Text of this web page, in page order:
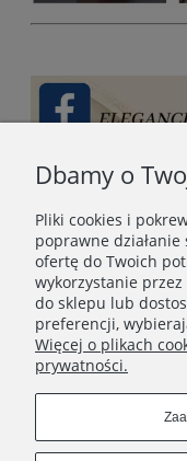
Dbamy o
Pliki cookies i
poprawne
ofertę do Twoich
wykorzystanie
do sklepu lub
preferencji,
Więcej o plikach
prywatności.